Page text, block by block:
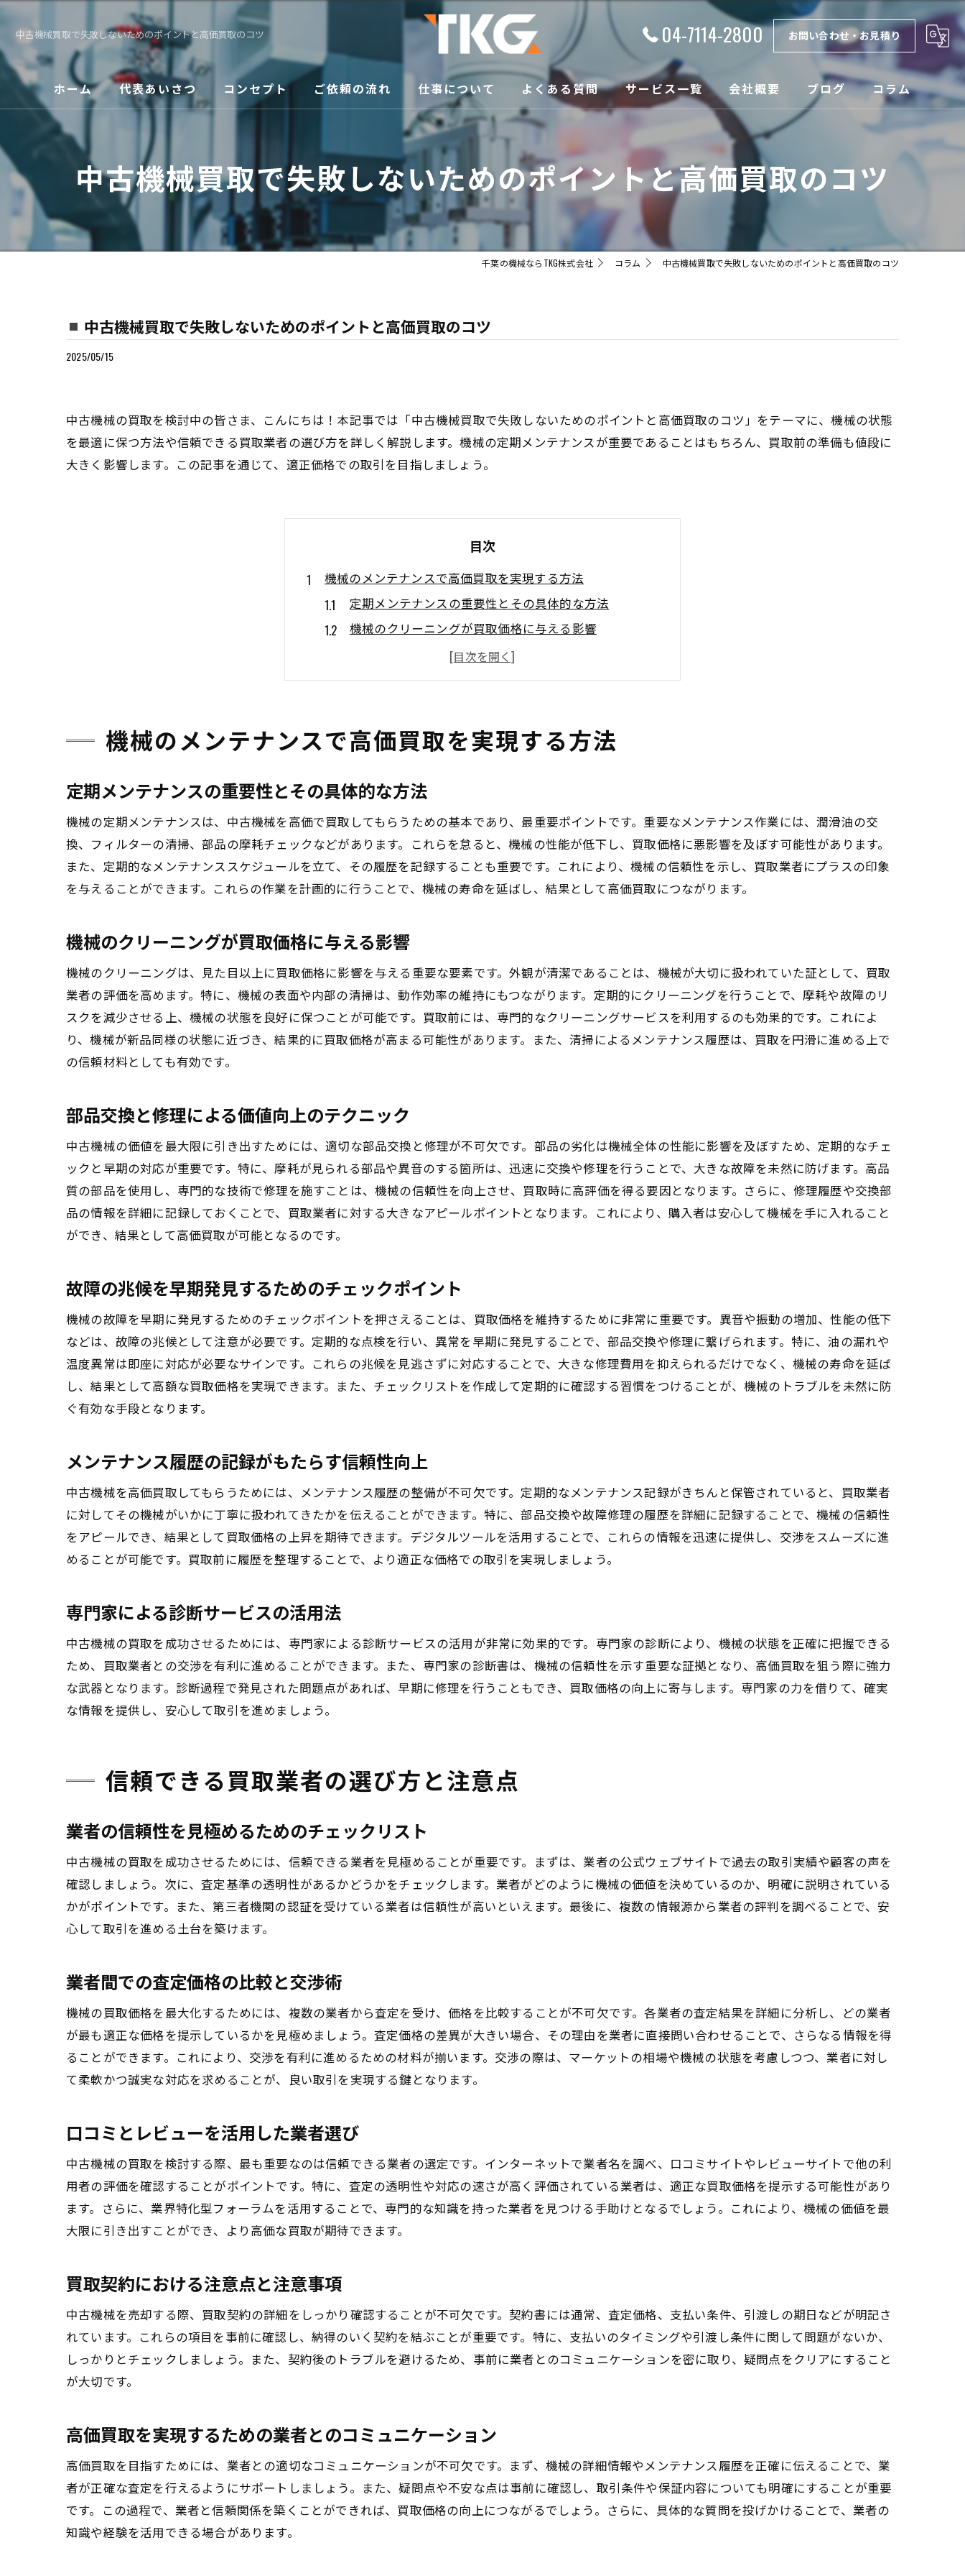
中古機械買取で失敗しないためのポイントと高価買取のコツ 04-7114-2800 お問い合わせ・お見積り
ホーム 代表あいさつ コンセプト ご依頼の流れ 仕事について よくある質問 サービス一覧
買取
メンテナンス
会社概要
漫画特集
ブログ コラム
中古機械買取で失敗しないためのポイントと高価買取のコツ
千葉の機械ならTKG株式会社 コラム 中古機械買取で失敗しないためのポイントと高価買取のコツ
中古機械買取で失敗しないためのポイントと高価買取のコツ
2025/05/15
中古機械の買取を検討中の皆さま、こんにちは！本記事では「中古機械買取で失敗しないためのポイントと高価買取のコツ」をテーマに、機械の状態
を最適に保つ方法や信頼できる買取業者の選び方を詳しく解説します。機械の定期メンテナンスが重要であることはもちろん、買取前の準備も値段に
大きく影響します。この記事を通じて、適正価格での取引を目指しましょう。
目次
機械のメンテナンスで高価買取を実現する方法
定期メンテナンスの重要性とその具体的な方法
機械のクリーニングが買取価格に与える影響
部品交換と修理による価値向上のテクニック
故障の兆候を早期発見するためのチェックポイント
専門家による診断サービスの活用法
信頼できる買取業者の選び方と注意点
業者の信頼性を見極めるためのチェックリスト
業者間での査定価格の比較と交渉術
口コミとレビューを活用した業者選び
買取契約における注意点と注意事項
高価買取を実現するための業者とのコミュニケーション
中古機械買取前に知っておきたい重要ポイント
市場動向の把握と最適な売却タイミングの選定
買取査定に影響を与える要素の理解
機械のスペックと需要の関係性
買取前に準備すべき書類とデータ
機械の状態が買取価格に与える影響とは
使用頻度と稼働時間が与える影響の分析
外観の状態と付加価値の関係
技術的進化に伴う旧型機械の価格変動
高価買取を目指すための効果的な機械の準備法
動作確認と性能チェックのプロセス
付属品とオプション品の管理方法
買取業者が重視するポイントの理解
買取成功の鍵は定期的なメンテナンスにあり
メンテナンススケジュールの立て方と管理
定期点検が長寿命化に与える影響
メンテナンス履歴が信頼に与える効果
異常を見逃さないための早期警告システム
機械買取で失敗しないための基本的な心得
計画的な準備とタイミングの重要性
価格交渉のための情報収集戦略
中古市場におけるリスク管理のテクニック
市場調査に基づいた価格設定の手法
多様な販売チャネルの活用方法
交渉における戦略的アプローチ
オンラインプラットフォームを利用した販売促進
機械のメンテナンスで高価買取を実現する方法
定期メンテナンスの重要性とその具体的な方法
機械の定期メンテナンスは、中古機械を高価で買取してもらうための基本であり、最重要ポイントです。重要なメンテナンス作業には、潤滑油の交
換、フィルターの清掃、部品の摩耗チェックなどがあります。これらを怠ると、機械の性能が低下し、買取価格に悪影響を及ぼす可能性があります。
また、定期的なメンテナンススケジュールを立て、その履歴を記録することも重要です。これにより、機械の信頼性を示し、買取業者にプラスの印象
を与えることができます。これらの作業を計画的に行うことで、機械の寿命を延ばし、結果として高価買取につながります。
機械のクリーニングが買取価格に与える影響
機械のクリーニングは、見た目以上に買取価格に影響を与える重要な要素です。外観が清潔であることは、機械が大切に扱われていた証として、買取
業者の評価を高めます。特に、機械の表面や内部の清掃は、動作効率の維持にもつながります。定期的にクリーニングを行うことで、摩耗や故障のリ
スクを減少させる上、機械の状態を良好に保つことが可能です。買取前には、専門的なクリーニングサービスを利用するのも効果的です。これによ
り、機械が新品同様の状態に近づき、結果的に買取価格が高まる可能性があります。また、清掃によるメンテナンス履歴は、買取を円滑に進める上で
の信頼材料としても有効です。
部品交換と修理による価値向上のテクニック
中古機械の価値を最大限に引き出すためには、適切な部品交換と修理が不可欠です。部品の劣化は機械全体の性能に影響を及ぼすため、定期的なチェ
ックと早期の対応が重要です。特に、摩耗が見られる部品や異音のする箇所は、迅速に交換や修理を行うことで、大きな故障を未然に防げます。高品
質の部品を使用し、専門的な技術で修理を施すことは、機械の信頼性を向上させ、買取時に高評価を得る要因となります。さらに、修理履歴や交換部
品の情報を詳細に記録しておくことで、買取業者に対する大きなアピールポイントとなります。これにより、購入者は安心して機械を手に入れること
ができ、結果として高価買取が可能となるのです。
故障の兆候を早期発見するためのチェックポイント
機械の故障を早期に発見するためのチェックポイントを押さえることは、買取価格を維持するために非常に重要です。異音や振動の増加、性能の低下
などは、故障の兆候として注意が必要です。定期的な点検を行い、異常を早期に発見することで、部品交換や修理に繋げられます。特に、油の漏れや
温度異常は即座に対応が必要なサインです。これらの兆候を見逃さずに対応することで、大きな修理費用を抑えられるだけでなく、機械の寿命を延ば
し、結果として高額な買取価格を実現できます。また、チェックリストを作成して定期的に確認する習慣をつけることが、機械のトラブルを未然に防
ぐ有効な手段となります。
メンテナンス履歴の記録がもたらす信頼性向上
中古機械を高価買取してもらうためには、メンテナンス履歴の整備が不可欠です。定期的なメンテナンス記録がきちんと保管されていると、買取業者
に対してその機械がいかに丁寧に扱われてきたかを伝えることができます。特に、部品交換や故障修理の履歴を詳細に記録することで、機械の信頼性
をアピールでき、結果として買取価格の上昇を期待できます。デジタルツールを活用することで、これらの情報を迅速に提供し、交渉をスムーズに進
めることが可能です。買取前に履歴を整理することで、より適正な価格での取引を実現しましょう。
専門家による診断サービスの活用法
中古機械の買取を成功させるためには、専門家による診断サービスの活用が非常に効果的です。専門家の診断により、機械の状態を正確に把握できる
ため、買取業者との交渉を有利に進めることができます。また、専門家の診断書は、機械の信頼性を示す重要な証拠となり、高価買取を狙う際に強力
な武器となります。診断過程で発見された問題点があれば、早期に修理を行うこともでき、買取価格の向上に寄与します。専門家の力を借りて、確実
な情報を提供し、安心して取引を進めましょう。
信頼できる買取業者の選び方と注意点
業者の信頼性を見極めるためのチェックリスト
中古機械の買取を成功させるためには、信頼できる業者を見極めることが重要です。まずは、業者の公式ウェブサイトで過去の取引実績や顧客の声を
確認しましょう。次に、査定基準の透明性があるかどうかをチェックします。業者がどのように機械の価値を決めているのか、明確に説明されている
かがポイントです。また、第三者機関の認証を受けている業者は信頼性が高いといえます。最後に、複数の情報源から業者の評判を調べることで、安
心して取引を進める土台を築けます。
業者間での査定価格の比較と交渉術
機械の買取価格を最大化するためには、複数の業者から査定を受け、価格を比較することが不可欠です。各業者の査定結果を詳細に分析し、どの業者
が最も適正な価格を提示しているかを見極めましょう。査定価格の差異が大きい場合、その理由を業者に直接問い合わせることで、さらなる情報を得
ることができます。これにより、交渉を有利に進めるための材料が揃います。交渉の際は、マーケットの相場や機械の状態を考慮しつつ、業者に対し
て柔軟かつ誠実な対応を求めることが、良い取引を実現する鍵となります。
口コミとレビューを活用した業者選び
中古機械の買取を検討する際、最も重要なのは信頼できる業者の選定です。インターネットで業者名を調べ、口コミサイトやレビューサイトで他の利
用者の評価を確認することがポイントです。特に、査定の透明性や対応の速さが高く評価されている業者は、適正な買取価格を提示する可能性があり
ます。さらに、業界特化型フォーラムを活用することで、専門的な知識を持った業者を見つける手助けとなるでしょう。これにより、機械の価値を最
大限に引き出すことができ、より高価な買取が期待できます。
買取契約における注意点と注意事項
中古機械を売却する際、買取契約の詳細をしっかり確認することが不可欠です。契約書には通常、査定価格、支払い条件、引渡しの期日などが明記さ
れています。これらの項目を事前に確認し、納得のいく契約を結ぶことが重要です。特に、支払いのタイミングや引渡し条件に関して問題がないか、
しっかりとチェックしましょう。また、契約後のトラブルを避けるため、事前に業者とのコミュニケーションを密に取り、疑問点をクリアにすること
が大切です。
高価買取を実現するための業者とのコミュニケーション
高価買取を目指すためには、業者との適切なコミュニケーションが不可欠です。まず、機械の詳細情報やメンテナンス履歴を正確に伝えることで、業
者が正確な査定を行えるようにサポートしましょう。また、疑問点や不安な点は事前に確認し、取引条件や保証内容についても明確にすることが重要
です。この過程で、業者と信頼関係を築くことができれば、買取価格の向上につながるでしょう。さらに、具体的な質問を投げかけることで、業者の
知識や経験を活用できる場合があります。